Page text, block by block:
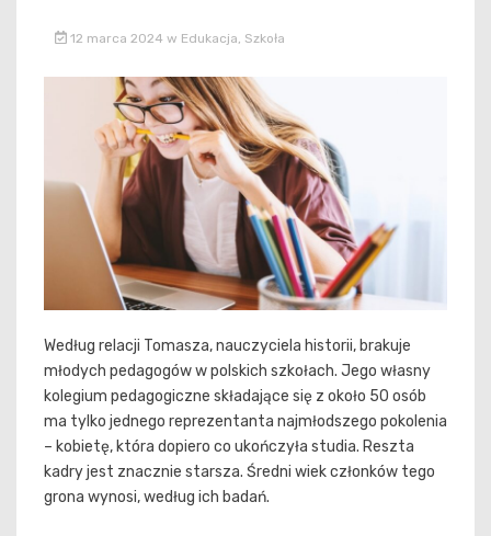
12 marca 2024 w Edukacja Szkoła
Według relacji Tomasza, nauczyciela historii, brakuje
młodych pedagogów w polskich szkołach. Jego własny
kolegium pedagogiczne składające się z około 50 osób
ma tylko jednego reprezentanta najmłodszego pokolenia
– kobietę, która dopiero co ukończyła studia. Reszta
kadry jest znacznie starsza. Średni wiek członków tego
grona wynosi, według ich badań.